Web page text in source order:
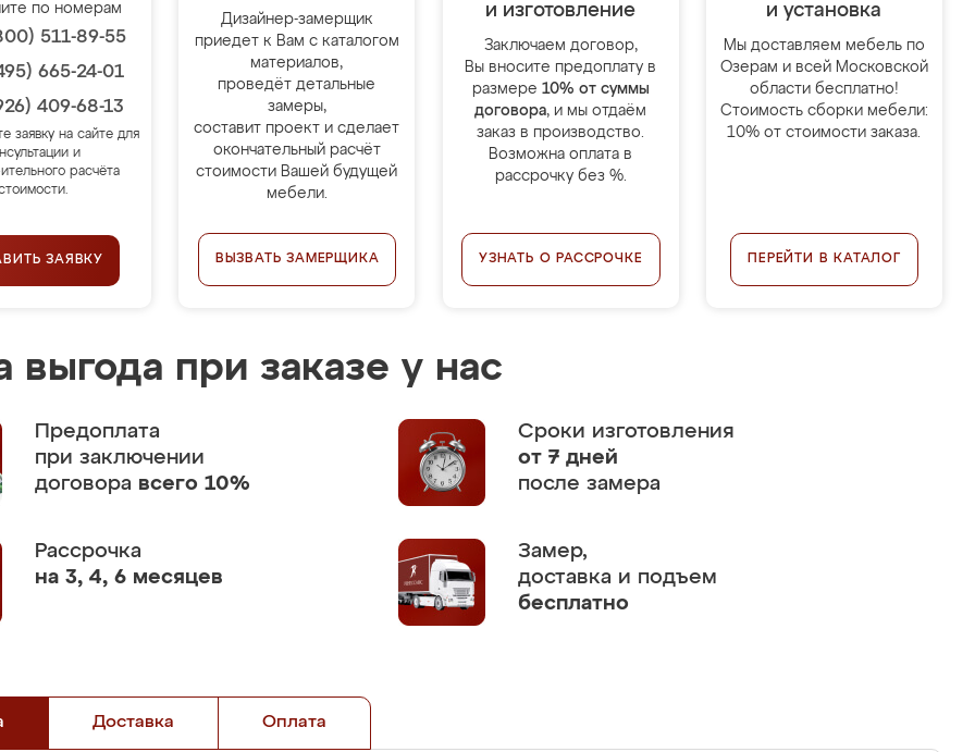
по номерам
511-89-55
665-24-01
409-68-13
заявку на сайте для
и
расчёта
ЗАЯВКУ
Дизайнер-замерщик
приедет к Вам с каталогом
материалов,
проведёт детальные
замеры,
составит проект и сделает
окончательный расчёт
стоимости Вашей будущей
мебели.
ВЫЗВАТЬ ЗАМЕРЩИКА
и изготовление
Заключаем договор,
Вы вносите предоплату в
размере 10% от суммы
договора, и мы отдаём
заказ в производство.
Возможна оплата в
рассрочку без %.
УЗНАТЬ О РАССРОЧКЕ
и установка
Мы доставляем мебель по
Озерам и всей Московской
области бесплатно!
Стоимость сборки мебели:
10% от стоимости заказа.
ПЕРЕЙТИ В КАТАЛОГ
выгода при заказе у нас
Предоплата
при заключении
договора всего 10%
Сроки изготовления
от 7 дней
после замера
Рассрочка
на 3, 4, 6 месяцев
Замер,
доставка и подъем
бесплатно
Доставка Оплата